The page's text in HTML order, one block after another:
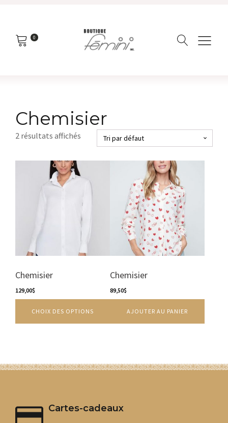
0
Chemisier
2 résultats affichés
Chemisier
129,00$
CHOIX DES OPTIONS
options
peuvent
être
sur
page
produit
Chemisier
89,50$
AJOUTER AU PANIER
Cartes-cadeaux